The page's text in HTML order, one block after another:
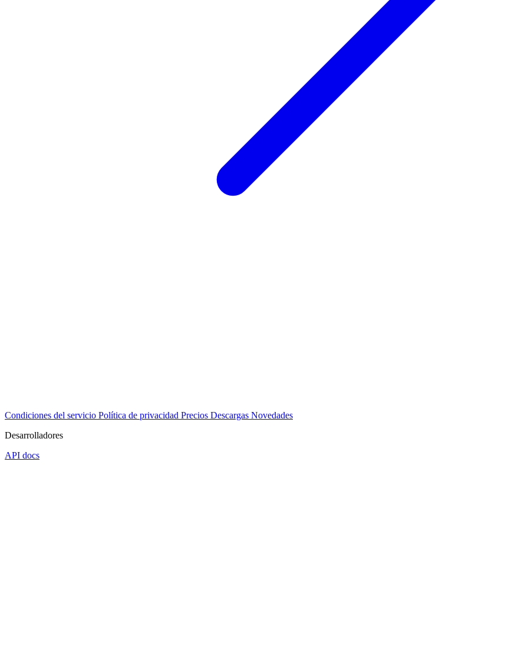
Condiciones del servicio Política de privacidad Precios Descargas Novedades
Desarrolladores
API docs